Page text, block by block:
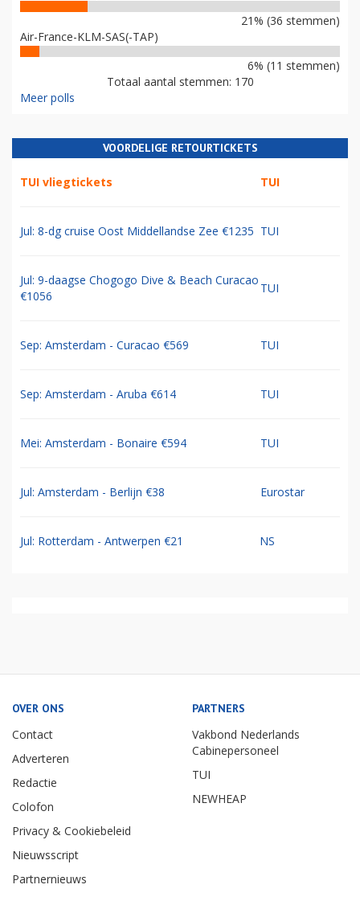
21% (36 stemmen)
Air-France-KLM-SAS(-TAP)
6% (11 stemmen)
Totaal aantal stemmen: 170
Meer polls
VOORDELIGE RETOURTICKETS
TUI vliegtickets TUI
Jul: 8-dg cruise Oost Middellandse Zee €1235 TUI
Jul: 9-daagse Chogogo Dive & Beach Curacao
€1056
TUI
Sep: Amsterdam - Curacao €569 TUI
Sep: Amsterdam - Aruba €614 TUI
Mei: Amsterdam - Bonaire €594 TUI
Jul: Amsterdam - Berlijn €38 Eurostar
Jul: Rotterdam - Antwerpen €21 NS
OVER ONS
Contact
Adverteren
Redactie
Colofon
Privacy & Cookiebeleid
Nieuwsscript
Partnernieuws
PARTNERS
Vakbond Nederlands
Cabinepersoneel
TUI
NEWHEAP